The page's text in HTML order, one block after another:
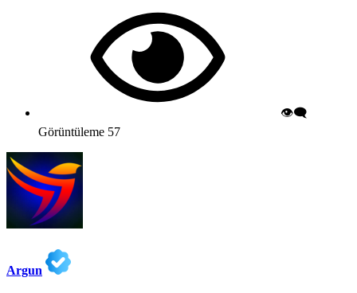
👁️‍🗨️
Görüntüleme 57
Argun